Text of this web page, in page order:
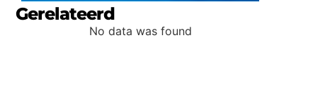
Gerelateerd
No data was found